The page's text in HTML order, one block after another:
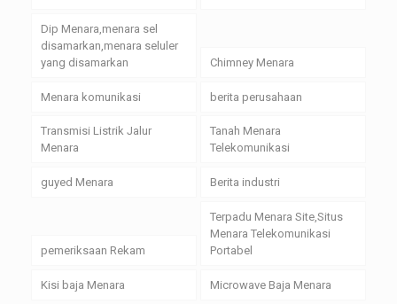
Dip Menara,menara sel
disamarkan,menara seluler
yang disamarkan
Chimney Menara
Menara komunikasi berita perusahaan
Transmisi Listrik Jalur
Menara
Tanah Menara
Telekomunikasi
guyed Menara Berita industri
pemeriksaan Rekam
Terpadu Menara Site,Situs
Menara Telekomunikasi
Portabel
Kisi baja Menara Microwave Baja Menara